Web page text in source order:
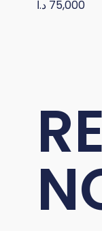
75,000 د.ا